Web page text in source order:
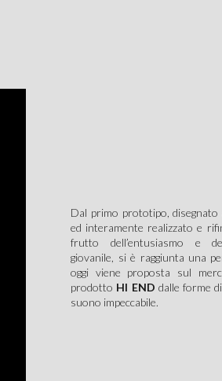
Dal primo prototipo, disegnato
ed interamente realizzato e
frutto dell’entusiasmo e
giovanile, si è raggiunta una
oggi viene proposta sul
prodotto HI END dalle forme
suono impeccabile.